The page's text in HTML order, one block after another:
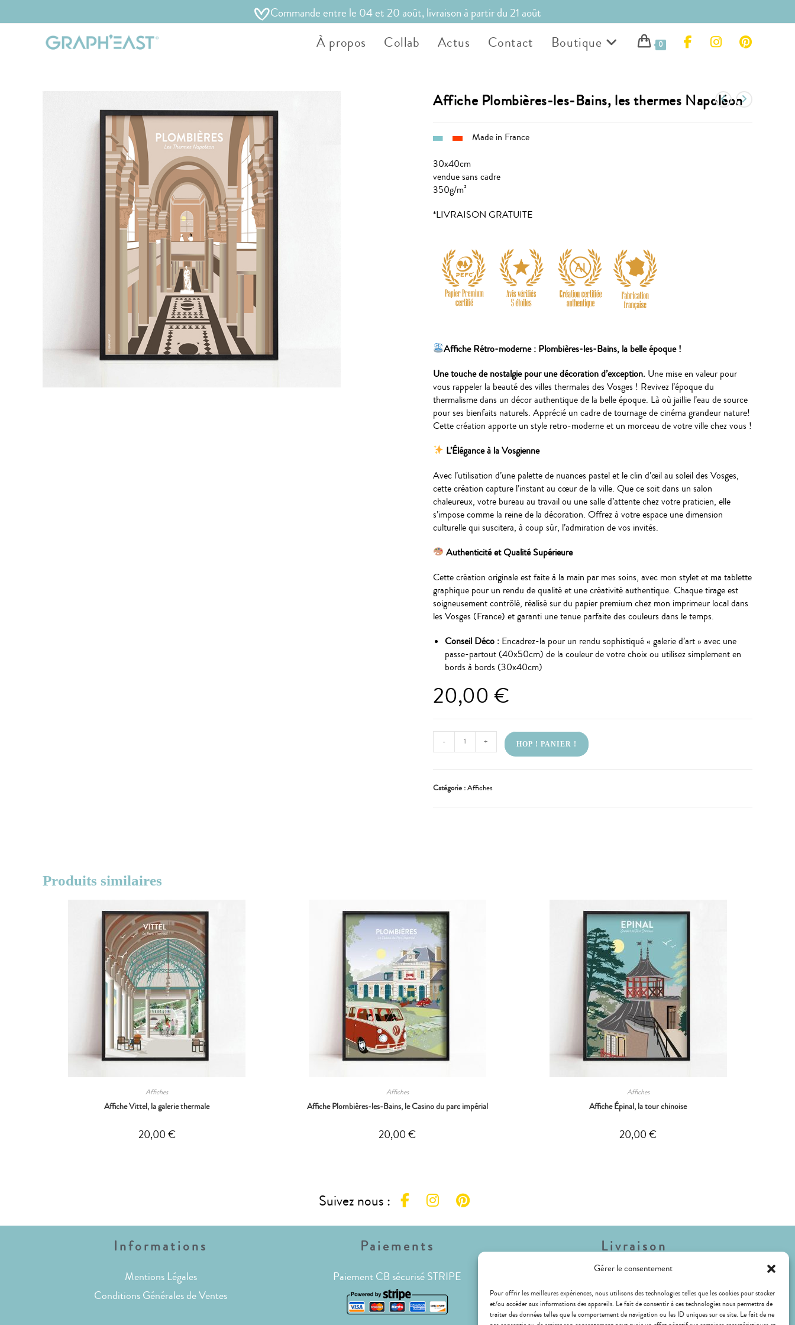
Gérer le consentement
Pour offrir les meilleures expériences, nous utilisons des technologies telles que les cookies pour stocker
et/ou accéder aux informations des appareils. Le fait de consentir à ces technologies nous permettra de
traiter des données telles que le comportement de navigation ou les ID uniques sur ce site. Le fait de ne
Commande entre le 04 et 20 août, livraison à partir du 21 août
À propos Collab Actus Contact Boutique 0
Affiche Plombières-les-Bains, les thermes Napoléon
Made in France
30x40cm
vendue sans cadre
350g/m²
*LIVRAISON GRATUITE
Affiche Rétro-moderne : Plombières-les-Bains, la belle époque !
Une touche de nostalgie pour une décoration d’exception. Une mise en valeur pour
vous rappeler la beauté des villes thermales des Vosges ! Revivez l’époque du
thermalisme dans un décor authentique de la belle époque. Là où jaillie l’eau de source
pour ses bienfaits naturels. Apprécié un cadre de tournage de cinéma grandeur nature!
Cette création apporte un style retro-moderne et un morceau de votre ville chez vous !
L’Élégance à la Vosgienne
Avec l’utilisation d’une palette de nuances pastel et le clin d’œil au soleil des Vosges,
cette création capture l’instant au cœur de la ville. Que ce soit dans un salon
chaleureux, votre bureau au travail ou une salle d’attente chez votre praticien, elle
s’impose comme la reine de la décoration. Offrez à votre espace une dimension
culturelle qui suscitera, à coup sûr, l’admiration de vos invités.
Authenticité et Qualité Supérieure
Cette création originale est faite à la main par mes soins, avec mon stylet et ma tablette
graphique pour un rendu de qualité et une créativité authentique. Chaque tirage est
soigneusement contrôlé, réalisé sur du papier premium chez mon imprimeur local dans
les Vosges (France) et garanti une tenue parfaite des couleurs dans le temps.
Conseil Déco : Encadrez-la pour un rendu sophistiqué « galerie d’art » avec une
passe-partout (40x50cm) de la couleur de votre choix ou utilisez simplement en
bords à bords (30x40cm)
20,00€
- + HOP ! PANIER !
Catégorie :Affiches
Produits similaires
Affiches
Affiche Vittel, la galerie thermale
20,00€
Affiches
Affiche Plombières-les-Bains, le Casino du parc impérial
20,00€
Affiches
Affiche Épinal, la tour chinoise
20,00€
Suivez nous :
Informations
Mentions Légales
Conditions Générales de Ventes
Paiements
Paiement CB sécurisé STRIPE
Livraison
Livraison Mondial Relay (Relais ou Locker)
LIVRAISON GRATUITE !